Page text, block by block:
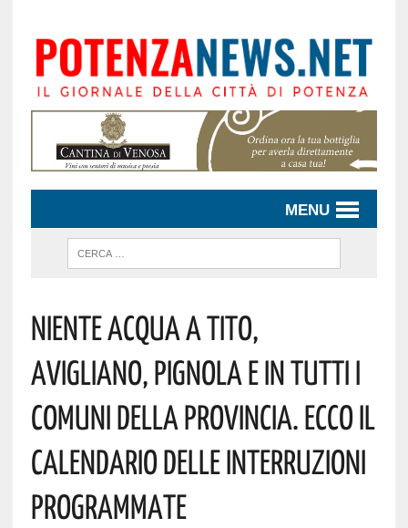
MENU
Niente Acqua A Tito,
Avigliano, Pignola E In Tutti I
Comuni Della Provincia. Ecco Il
Calendario Delle Interruzioni
Programmate